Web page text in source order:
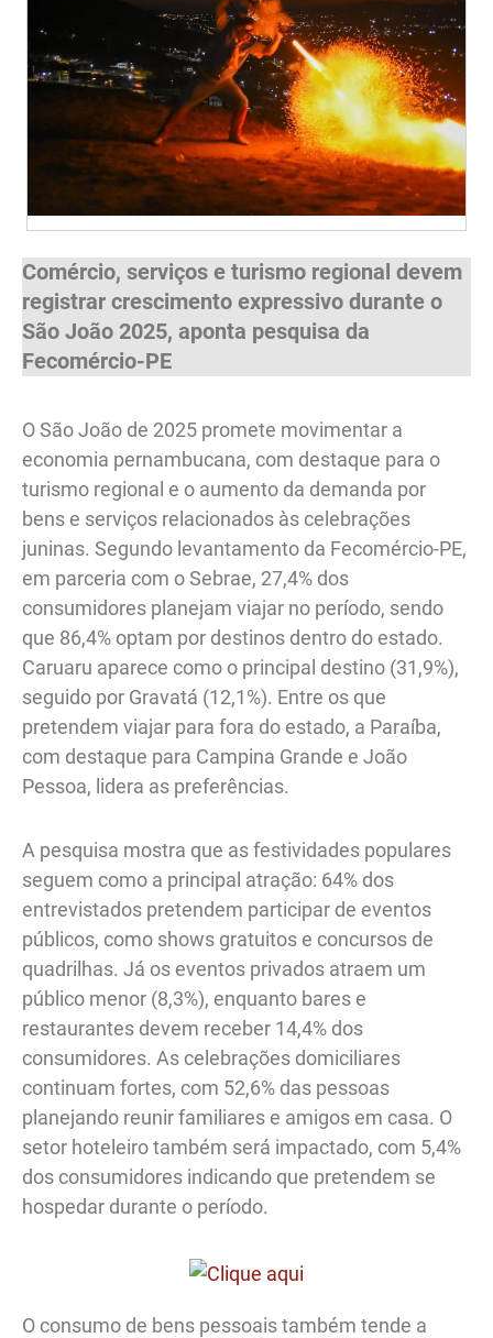
Comércio, serviços e turismo regional devem
registrar crescimento expressivo durante o
São João 2025, aponta pesquisa da
Fecomércio-PE
O São João de 2025 promete movimentar a
economia pernambucana, com destaque para o
turismo regional e o aumento da demanda por
bens e serviços relacionados às celebrações
juninas. Segundo levantamento da Fecomércio-PE,
em parceria com o Sebrae, 27,4% dos
consumidores planejam viajar no período, sendo
que 86,4% optam por destinos dentro do estado.
Caruaru aparece como o principal destino (31,9%),
seguido por Gravatá (12,1%). Entre os que
pretendem viajar para fora do estado, a Paraíba,
com destaque para Campina Grande e João
Pessoa, lidera as preferências.
A pesquisa mostra que as festividades populares
seguem como a principal atração: 64% dos
entrevistados pretendem participar de eventos
públicos, como shows gratuitos e concursos de
quadrilhas. Já os eventos privados atraem um
público menor (8,3%), enquanto bares e
restaurantes devem receber 14,4% dos
consumidores. As celebrações domiciliares
continuam fortes, com 52,6% das pessoas
planejando reunir familiares e amigos em casa. O
setor hoteleiro também será impactado, com 5,4%
dos consumidores indicando que pretendem se
hospedar durante o período.
O consumo de bens pessoais também tende a